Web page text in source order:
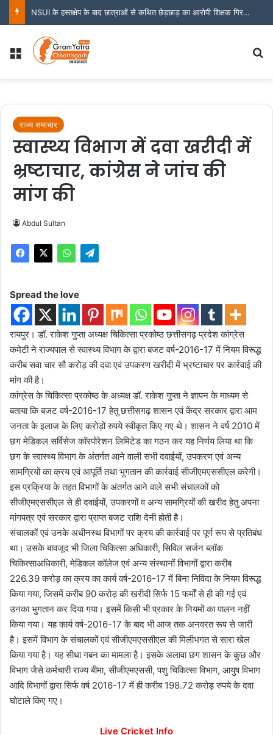
NSUI के हस्तक्षेप के बाद छात्राओं से कथित छेड़छाड़ का आरोपी शिक्षक गिरफ्तार
Menu
राज्य समाचार
स्वास्थ्य विभाग में दवा खरीदी में
भ्रष्टाचार, कांग्रेस ने जांच की
मांग की
Abdul Sultan
Spread the love
रायपुर। डॉ. राकेश गुप्ता अध्यक्ष चिकित्सा प्रकोष्ठ छत्तीसगढ़ प्रदेश कांग्रेस
कमेटी ने राज्यपाल से स्वास्थ्य विभाग के द्वारा बजट वर्ष-2016-17 में नियम विरूद्ध
करीब सवा चार सौ करोड़ की दवा एवं उपकरण खरीदी में भ्रष्टाचार पर कार्रवाई की
मांग की है।
कांग्रेस के चिकित्सा प्रकोष्ठ के अध्यक्ष डॉ. राकेश गुप्ता ने ज्ञापन के माध्यम से
बताया कि बजट वर्ष-2016-17 हेतु छत्तीसगढ़ शासन एवं केंद्र सरकार द्वारा आम
जनता के इलाज के लिए करोड़ों रुपये स्वीकृत किए गए थे। शासन ने वर्ष 2010 में
छग मेडिकल सर्विसेज कॉरपोरेशन लिमिटेड का गठन कर यह निर्णय लिया था कि
छग के स्वास्थ्य विभाग के अंतर्गत आने वाली सभी दवाईयों, उपकरण एवं अन्य
सामग्रियों का क्रय एवं आपूर्ति तथा भुगतान की कार्रवाई सीजीएमएससीएल करेगी।
इस प्रक्रिया के तहत विभागों के अंतर्गत आने वाले सभी संचालकों को
सीजीएमएससीएल से ही दवाईयों, उपकरणों व अन्य सामग्रियों की खरीद हेतु अपना
मांगपत्र एवं सरकार द्वारा प्राप्त बजट राशि देनी होती है।
संचालकों एवं उनके अधीनस्थ विभागों पर क्रय की कार्रवाई पर पूर्ण रूप से प्रतिबंध
था। उसके बावजूद भी जिला चिकित्सा अधिकारी, सिविल सर्जन ब्लॉक
चिकित्साअधिकारी, मेडिकल कॉलेज एवं अन्य संस्थानों विभागों द्वारा करीब
226.39 करोड़ का क्रय का कार्य वर्ष-2016-17 में बिना निविदा के नियम विरूद्ध
किया गया, जिसमें करीब 90 करोड़ की खरीदी सिर्फ 15 फर्मों से ही की गई एवं
उनका भुगतान कर दिया गया। इसमें किसी भी प्रकार के नियमों का पालन नहीं
किया गया। यह कार्य वर्ष-2016-17 के बाद भी आज तक अनवरत रूप से जारी
है। इसमें विभाग के संचालकों एवं सीजीएमएससीएल की मिलीभगत से सारा खेल
किया गया है। यह सीधा गबन का मामला है। इसके अलावा छग शासन के कुछ और
विभाग जैसे कर्मचारी राज्य बीमा, सीजीएमएससी, पशु चिकित्सा विभाग, आयुष विभाग
आदि विभागों द्वारा सिर्फ वर्ष 2016-17 में ही करीब 198.72 करोड़ रुपये के दवा
घोटाले किए गए।
Live Cricket Info